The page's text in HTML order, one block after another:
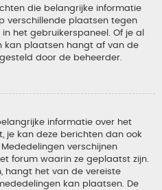
die belangrijke informatie
verschillende plaatsen tegen
het gebruikerspaneel. Of je al
kan plaatsen hangt af van de
door de beheerder.
informatie over het
je kan deze berichten dan ook
verschijnen
forum waarin ze geplaatst zijn.
hangt het van de vereiste
kan plaatsen. De